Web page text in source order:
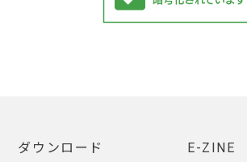
ダウンロード E-ZINE